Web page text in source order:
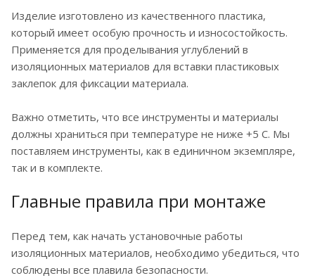
Изделие изготовлено из качественного пластика,
который имеет особую прочность и износостойкость.
Применяется для проделывания углублений в
изоляционных материалов для вставки пластиковых
заклепок для фиксации материала.
Важно отметить, что все инструменты и материалы
должны храниться при температуре не ниже +5 С. Мы
поставляем инструменты, как в единичном экземпляре,
так и в комплекте.
Главные правила при монтаже
Перед тем, как начать установочные работы
изоляционных материалов, необходимо убедиться, что
соблюдены все плавила безопасности.